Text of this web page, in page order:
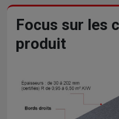
Focus sur les
produit